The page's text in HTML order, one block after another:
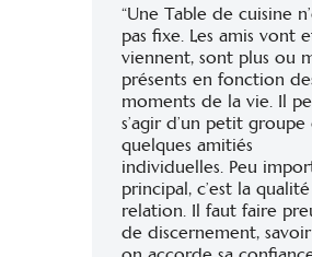
“Une Table de cuisine
pas fixe. Les amis vont
viennent, sont plus ou
présents en fonction
moments de la vie. Il
s’agir d’un petit
quelques amitiés
individuelles. Peu
principal, c’est la
relation. Il faut faire
de discernement,